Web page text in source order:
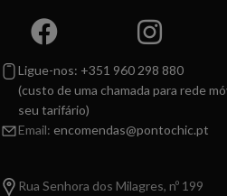
Ligue-nos: +351 960 298 880
(custo de uma chamada para rede
seu tarifário)
Email: encomendas@pontochic.pt
Rua Senhora dos Milagres, nº 199